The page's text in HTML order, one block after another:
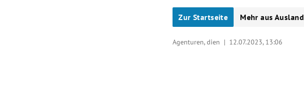
Zur Startseite Mehr aus Ausland
Agenturen, dien | 12.07.2023, 13:06